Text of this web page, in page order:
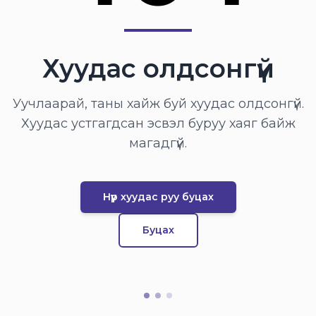
Хуудас олдсонгүй
Уучлаарай, таны хайж буй хуудас олдсонгүй.
Хуудас устгагдсан эсвэл буруу хаяг байж
магадгүй.
Нүүр хуудас руу буцах
Буцах